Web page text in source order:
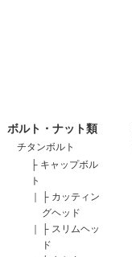
ボルト・ナット類
チタンボルト
├ キャップボル
ト
｜
├ カッティン
グヘッド
｜
├ スリムヘッ
ド